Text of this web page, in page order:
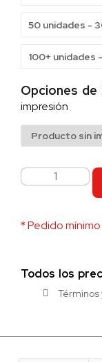
50 unidades -
100+ unidades
Opciones
impresión
* Pedido
Todos los
Términos